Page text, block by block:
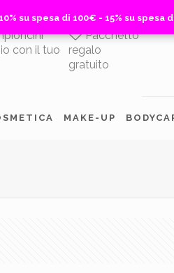
con il tuo
Pacchetto
regalo
gratuito
MAKE-UP
su spesa di 100€ - 15% su spesa
su spesa di 100€ - 15% su spesa